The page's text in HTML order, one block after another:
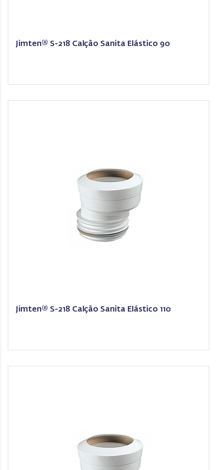
Jimten® S-218 Calção Sanita Elástico 90
Jimten® S-218 Calção Sanita Elástico 110